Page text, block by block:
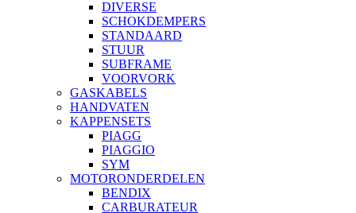
DIVERSE
SCHOKDEMPERS
STANDAARD
STUUR
SUBFRAME
VOORVORK
GASKABELS
HANDVATEN
KAPPENSETS
PIAGG
PIAGGIO
SYM
MOTORONDERDELEN
BENDIX
CARBURATEUR